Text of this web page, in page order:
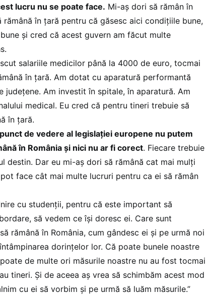
lucru nu se poate face. Mi-aș dori să rămân în
rămână în țară pentru că găsesc aici condițiile bune,
și cred că acest guvern am făcut multe
salariile medicilor până la 4000 de euro, tocmai
în țară. Am dotat cu aparatură performantă
județene. Am investit în spitale, în aparatură. Am
medical. Eu cred că pentru tineri trebuie să
în țară.
de vedere al legislației europene nu putem
în România și nici nu ar fi corect. Fiecare trebuie
destin. Dar eu mi-aș dori să rămână cat mai mulți
face cât mai multe lucruri pentru ca ei să rămân
cu studenții, pentru că este important să
să vedem ce își doresc ei. Care sunt
rămână în România, cum gândesc ei și pe urmă noi
dorințelor lor. Că poate bunele noastre
de multe ori măsurile noastre nu au fost tocmai
tineri. Și de aceea aș vrea să schimbăm acest mod
cu ei să vorbim și pe urmă să luăm măsurile.”